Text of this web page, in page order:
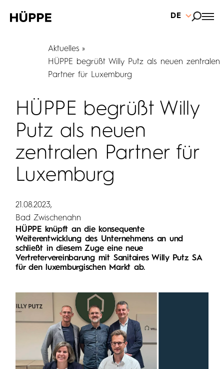
DE
Aktuelles
HÜPPE begrüßt Willy Putz als neuen zentralen
Partner für Luxemburg
HÜPPE begrüßt Willy
Putz als neuen
zentralen Partner für
Luxemburg
21.08.2023
Bad Zwischenahn
HÜPPE knüpft an die konsequente
Weiterentwicklung des Unternehmens an und
schließt in diesem Zuge eine neue
Vertretervereinbarung mit Sanitaires Willy Putz SA
für den luxemburgischen Markt ab.